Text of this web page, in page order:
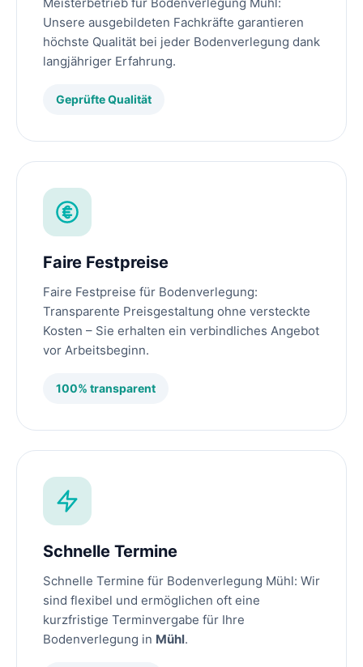
Unsere ausgebildeten Fachkräfte garantieren
höchste Qualität bei jeder Bodenverlegung dank
langjähriger Erfahrung.
Geprüfte Qualität
Faire Festpreise
Faire Festpreise für Bodenverlegung:
Transparente Preisgestaltung ohne versteckte
Kosten – Sie erhalten ein verbindliches Angebot
vor Arbeitsbeginn.
100% transparent
Schnelle Termine
Schnelle Termine für Bodenverlegung Mühl: Wir
sind flexibel und ermöglichen oft eine
kurzfristige Terminvergabe für Ihre
Bodenverlegung in Mühl.